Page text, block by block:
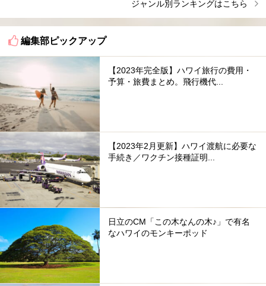
ジャンル別ランキングはこちら
編集部ピックアップ
【2023年完全版】ハワイ旅行の費用・
予算・旅費まとめ。飛行機代...
【2023年2月更新】ハワイ渡航に必要な
手続き／ワクチン接種証明...
日立のCM「この木なんの木♪」で有名
なハワイのモンキーポッド